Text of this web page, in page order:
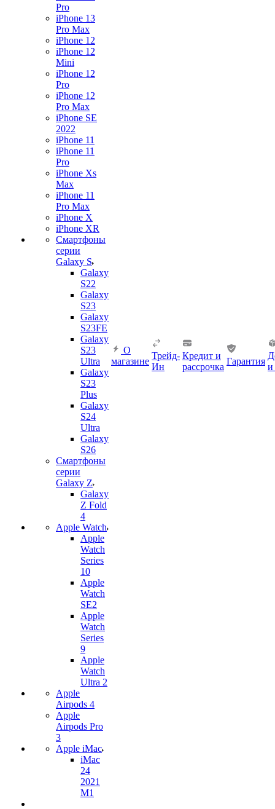
Pro
iPhone 13
Pro Max
iPhone 12
iPhone 12
Mini
iPhone 12
Pro
iPhone 12
Pro Max
iPhone SE
2022
iPhone 11
iPhone 11
Pro
iPhone Xs
Max
iPhone 11
Pro Max
iPhone X
iPhone XR
Смартфоны
серии
Galaxy S
Galaxy
S22
Galaxy
S23
Galaxy
S23FE
Galaxy
S23
Ultra
Galaxy
S23
Plus
Galaxy
S24
Ultra
Galaxy
S26
Смартфоны
серии
Galaxy Z
Galaxy
Z Fold
4
Apple Watch
Apple
Watch
Series
10
Apple
Watch
SE2
Apple
Watch
Series
9
Apple
Watch
Ultra 2
Apple
Airpods 4
Apple
Airpods Pro
3
Apple iMac
iMac
24
2021
M1
О
магазине
Трейд-
Ин
Кредит и
рассрочка
Гарантия
и